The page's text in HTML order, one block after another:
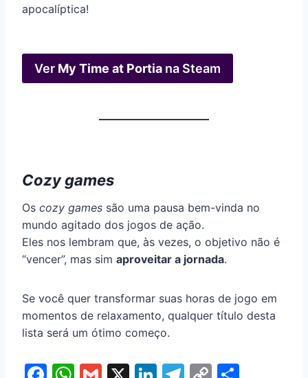
apocalíptica!
Ver My Time at Portia na Steam
Cozy games
Os cozy games são uma pausa bem-vinda no
mundo agitado dos jogos de ação.
Eles nos lembram que, às vezes, o objetivo não é
“vencer”, mas sim aproveitar a jornada.
Se você quer transformar suas horas de jogo em
momentos de relaxamento, qualquer título desta
lista será um ótimo começo.